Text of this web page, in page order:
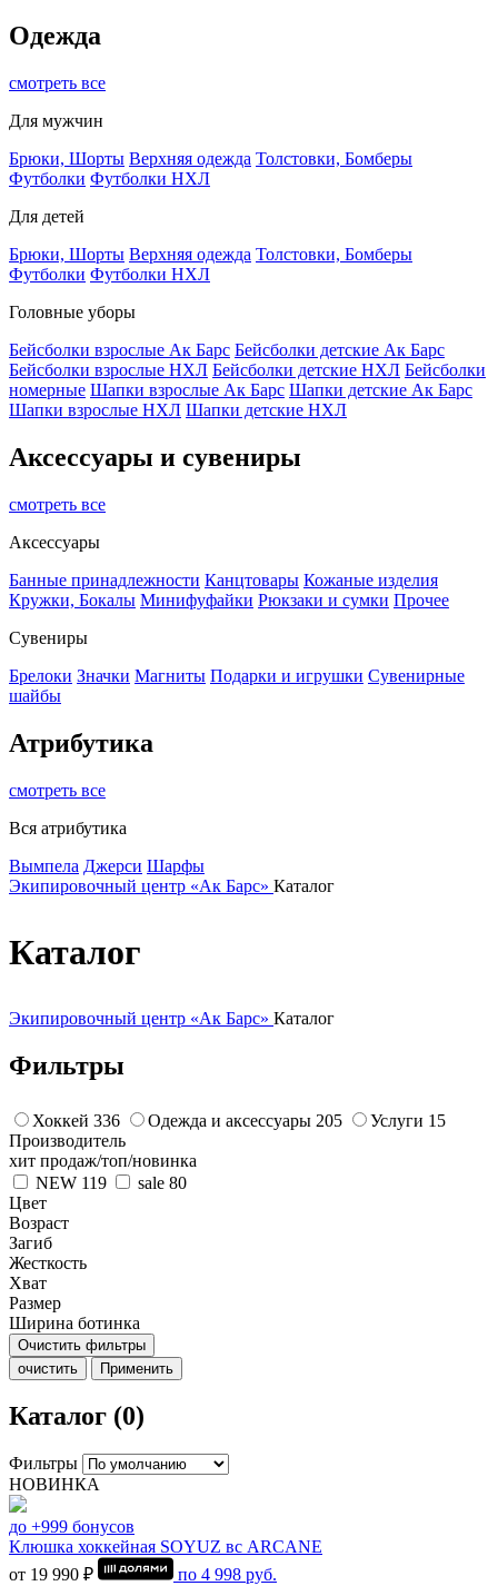
Одежда
смотреть все
Для мужчин
Брюки, Шорты Верхняя одежда Толстовки, Бомберы
Футболки Футболки НХЛ
Для детей
Брюки, Шорты Верхняя одежда Толстовки, Бомберы
Футболки Футболки НХЛ
Головные уборы
Бейсболки взрослые Ак Барс Бейсболки детские Ак Барс
Бейсболки взрослые НХЛ Бейсболки детские НХЛ Бейсболки
номерные Шапки взрослые Ак Барс Шапки детские Ак Барс
Шапки взрослые НХЛ Шапки детские НХЛ
Аксессуары и сувениры
смотреть все
Аксессуары
Банные принадлежности Канцтовары Кожаные изделия
Кружки, Бокалы Минифуфайки Рюкзаки и сумки Прочее
Сувениры
Брелоки Значки Магниты Подарки и игрушки Сувенирные
шайбы
Атрибутика
смотреть все
Вся атрибутика
Вымпела Джерси Шарфы
Экипировочный центр «Ак Барс» Каталог
Каталог
Экипировочный центр «Ак Барс» Каталог
Фильтры
Хоккей 336 Одежда и аксессуары 205 Услуги 15
Производитель
хит продаж/топ/новинка
NEW 119 sale 80
Цвет
Возраст
Загиб
Жесткость
Хват
Размер
Ширина ботинка
Очистить фильтры
очистить
Применить
Каталог (0)
Фильтры
НОВИНКА
до +999 бонусов
Клюшка хоккейная SOYUZ вс ARCANE
от 19 990 ₽
по 4 998 руб.